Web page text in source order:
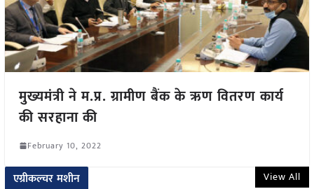
मुख्यमंत्री ने म.प्र. ग्रामीण बैंक के ऋण वितरण कार्य
की सरहाना की
February 10, 2022
एग्रीकल्चर मशीन View All